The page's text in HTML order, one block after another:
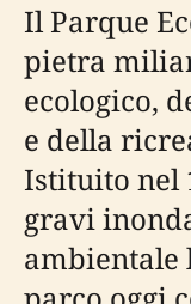
Il Parque
pietra
ecologico,
e della
Istituito nel
gravi
ambientale